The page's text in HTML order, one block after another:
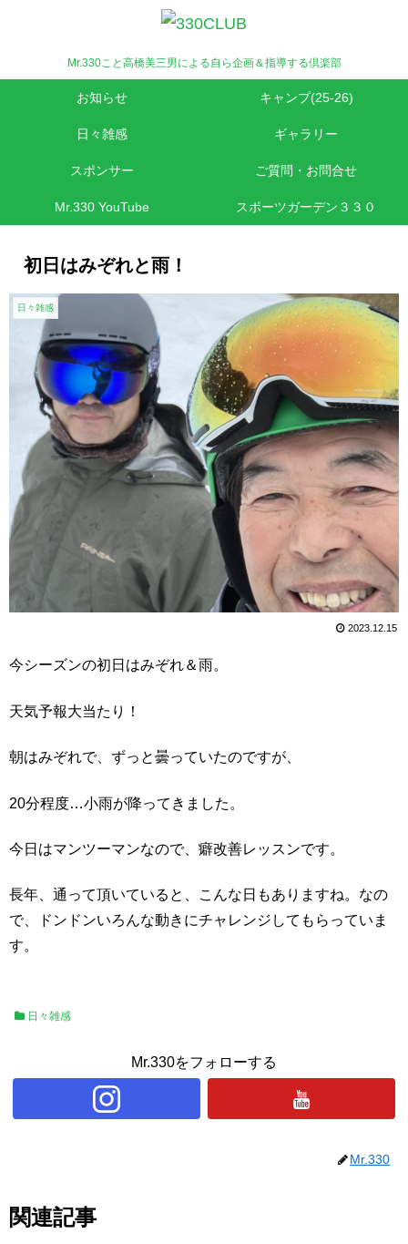
Mr.330こと高橋美三男による自ら企画＆指導する倶楽部
お知らせ キャンプ(25-26)
日々雑感 ギャラリー
スポンサー ご質問・お問合せ
Mr.330 YouTube スポーツガーデン３３０
初日はみぞれと雨！
日々雑感
2023.12.15
今シーズンの初日はみぞれ＆雨。
天気予報大当たり！
朝はみぞれで、ずっと曇っていたのですが、
20分程度…小雨が降ってきました。
今日はマンツーマンなので、癖改善レッスンです。
長年、通って頂いていると、こんな日もありますね。なの
で、ドンドンいろんな動きにチャレンジしてもらっていま
す。
日々雑感
Mr.330をフォローする
Mr.330
関連記事